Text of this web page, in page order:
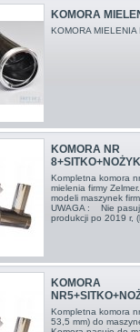
KOMORA
KOMORA
KOMORA NR
Kompletna komora
mielenia firmy
modeli maszynek
UWAGA : Nie
produkcji po 2019 r,
KOMORA
Kompletna komora
53,5 mm) do